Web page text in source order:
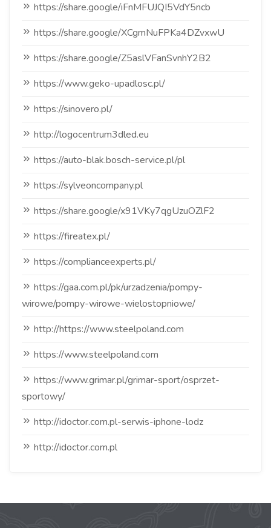
https://share.google/iFnMFUJQI5VdY5ncb
https://share.google/XCgmNuFPKa4DZvxwU
https://share.google/Z5aslVFanSvnhY2B2
https://www.geko-upadlosc.pl/
https://sinovero.pl/
http://logocentrum3dled.eu
https://auto-blak.bosch-service.pl/pl
https://sylveoncompany.pl
https://share.google/x91VKy7qgUzuOZlF2
https://fireatex.pl/
https://complianceexperts.pl/
https://gaa.com.pl/pk/urzadzenia/pompy-
wirowe/pompy-wirowe-wielostopniowe/
http://https://www.steelpoland.com
https://www.steelpoland.com
https://www.grimar.pl/grimar-sport/osprzet-
sportowy/
http://idoctor.com.pl-serwis-iphone-lodz
http://idoctor.com.pl